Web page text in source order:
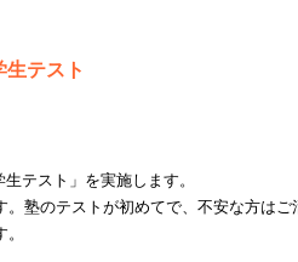
テスト
テスト」を実施します。
塾のテストが初めてで、不安な方はご